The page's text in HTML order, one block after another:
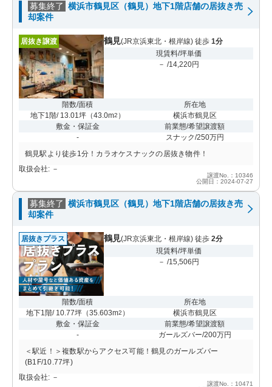
募集終了 横浜市鶴見区（鶴見）地下1階店舗の居抜き売
却案件
居抜き譲渡 鶴見(JR京浜東北・根岸線) 徒歩 1分
現賃料/坪単価
－ /14,220円
階数/面積
地下1階/ 13.01坪（43.0m2 ）
所在地
横浜市鶴見区
敷金・保証金
-
前業態/希望譲渡額
スナック/250万円
鶴見駅より徒歩1分！カラオケスナックの居抜き物件！
取扱会社: －
譲渡No.：10346
公開日：2024-07-27
募集終了 横浜市鶴見区（鶴見）地下1階店舗の居抜き売
却案件
居抜きプラス 鶴見(JR京浜東北・根岸線) 徒歩 2分
現賃料/坪単価
－ /15,506円
階数/面積
地下1階/ 10.77坪（35.603m2 ）
所在地
横浜市鶴見区
敷金・保証金
-
前業態/希望譲渡額
ガールズバー/200万円
＜駅近！＞複数駅からアクセス可能！鶴見のガールズバー
(B1F/10.77坪)
取扱会社: －
譲渡No.：10471